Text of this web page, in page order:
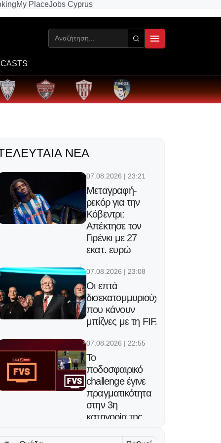
My PlaceJobs Cyprus
ΝΈΑ
07.08.2026 | 23:21
Μεταγραφή-
ρεκόρ για την
Κόβεντρι:
Απέκτησε τον
Γιρένκι με 27
εκατ. ευρώ
07.08.2026 | 23:08
Οι επτά
δισεκατομμυριούχοι
που κάνουν
μπίζνες με τη FIFA
07.08.2026 | 22:55
Το
ποδοσφαιρικό
challenge έγινε
πραγματικότητα
στην 3η
κατηγορία της